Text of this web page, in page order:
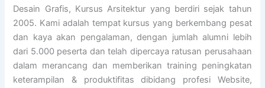
Desain Grafis, Kursus Arsitektur yang berdiri sejak tahun
2005. Kami adalah tempat kursus yang berkembang pesat
dan kaya akan pengalaman, dengan jumlah alumni lebih
dari 5.000 peserta dan telah dipercaya ratusan perusahaan
dalam merancang dan memberikan training peningkatan
keterampilan & produktifitas dibidang profesi Website,